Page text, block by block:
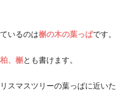
いるのは槲の木の葉っぱです。
、槲とも書けます。
スマスツリーの葉っぱに近いた